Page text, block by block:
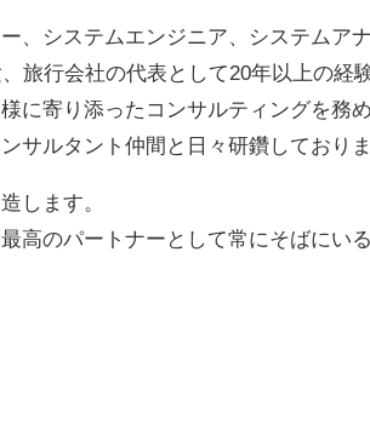
、システムエンジニア、システムア
旅行会社の代表として20年以上の経
に寄り添ったコンサルティングを務
サルタント仲間と日々研鑽しておりま
します。
高のパートナーとして常にそばにい